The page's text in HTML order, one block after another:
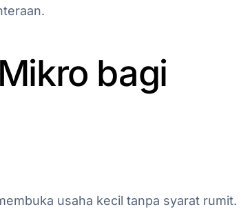
bagi
usaha kecil tanpa syarat rumit.